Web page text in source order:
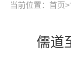
当前位置：首页>
儒道